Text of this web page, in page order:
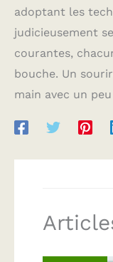
adoptant les
judicieusement
courantes,
bouche. Un
main avec un